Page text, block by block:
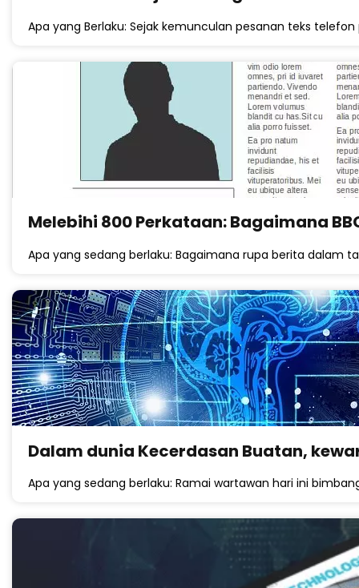
Apa yang Berlaku: Sejak kemunculan pesanan teks
Melebihi 800 Perkataan: Bagaimana
Apa yang sedang berlaku: Bagaimana rupa berita dalam
Dalam dunia Kecerdasan Buatan,
Apa yang sedang berlaku: Ramai wartawan hari ini